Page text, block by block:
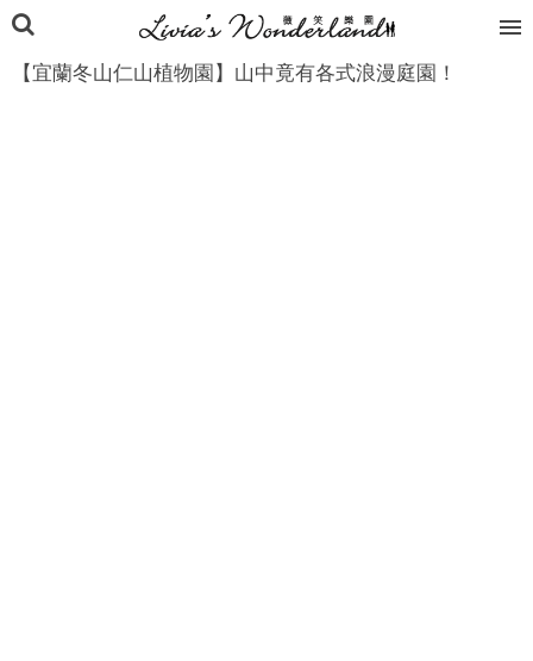
【宜蘭冬山仁山植物園】山中竟有各式浪漫庭園！